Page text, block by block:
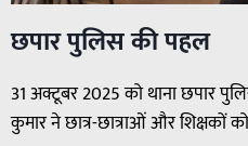
छपार पुलिस की पहल
31 अक्टूबर 2025 को थाना छपार
कुमार ने छात्र-छात्राओं और शिक्षकों